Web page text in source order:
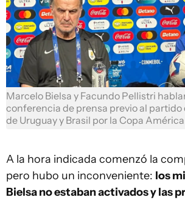
Marcelo Bielsa y Facundo Pellistri
conferencia de prensa previo al partido
de Uruguay y Brasil por la Copa
A la hora indicada comenzó la
pero hubo un inconveniente: los
Bielsa no estaban activados y las